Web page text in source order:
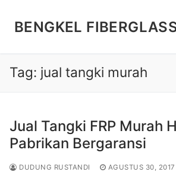
BENGKEL
Cari:
Tag: jual tangki murah
Jual Tangki FRP Murah
Pabrikan Bergaransi
DUDUNG RUSTANDI AGUSTUS 30, 2017